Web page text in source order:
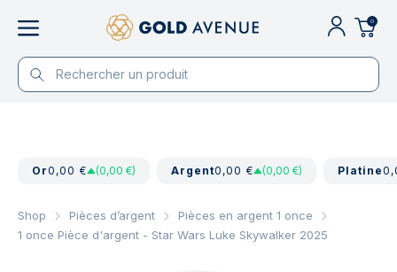
0
Or0,00 € (0,00 €) Argent0,00 € (0,00 €) Platine
Shop Pièces d’argent
Pièces en argent 1 once
1 once Pièce d'argent - Star Wars Luke Skywalker 2025